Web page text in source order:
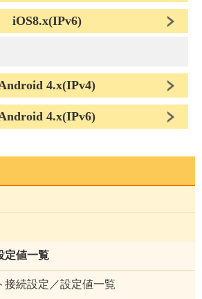
iOS8.x(IPv6)
4.x(IPv4)
4.x(IPv6)
定値一覧
接続設定／設定値一覧